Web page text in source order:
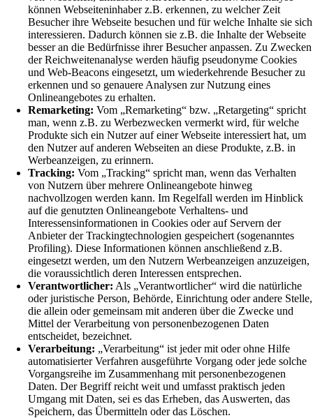
können Webseiteninhaber z.B. erkennen, zu welcher Zeit
Besucher ihre Webseite besuchen und für welche Inhalte sie sich
interessieren. Dadurch können sie z.B. die Inhalte der Webseite
besser an die Bedürfnisse ihrer Besucher anpassen. Zu Zwecken
der Reichweitenanalyse werden häufig pseudonyme Cookies
und Web-Beacons eingesetzt, um wiederkehrende Besucher zu
erkennen und so genauere Analysen zur Nutzung eines
Onlineangebotes zu erhalten.
Remarketing: Vom „Remarketing“ bzw. „Retargeting“ spricht
man, wenn z.B. zu Werbezwecken vermerkt wird, für welche
Produkte sich ein Nutzer auf einer Webseite interessiert hat, um
den Nutzer auf anderen Webseiten an diese Produkte, z.B. in
Werbeanzeigen, zu erinnern.
Tracking: Vom „Tracking“ spricht man, wenn das Verhalten
von Nutzern über mehrere Onlineangebote hinweg
nachvollzogen werden kann. Im Regelfall werden im Hinblick
auf die genutzten Onlineangebote Verhaltens- und
Interessensinformationen in Cookies oder auf Servern der
Anbieter der Trackingtechnologien gespeichert (sogenanntes
Profiling). Diese Informationen können anschließend z.B.
eingesetzt werden, um den Nutzern Werbeanzeigen anzuzeigen,
die voraussichtlich deren Interessen entsprechen.
Verantwortlicher: Als „Verantwortlicher“ wird die natürliche
oder juristische Person, Behörde, Einrichtung oder andere Stelle,
die allein oder gemeinsam mit anderen über die Zwecke und
Mittel der Verarbeitung von personenbezogenen Daten
entscheidet, bezeichnet.
Verarbeitung: „Verarbeitung“ ist jeder mit oder ohne Hilfe
automatisierter Verfahren ausgeführte Vorgang oder jede solche
Vorgangsreihe im Zusammenhang mit personenbezogenen
Daten. Der Begriff reicht weit und umfasst praktisch jeden
Umgang mit Daten, sei es das Erheben, das Auswerten, das
Speichern, das Übermitteln oder das Löschen.